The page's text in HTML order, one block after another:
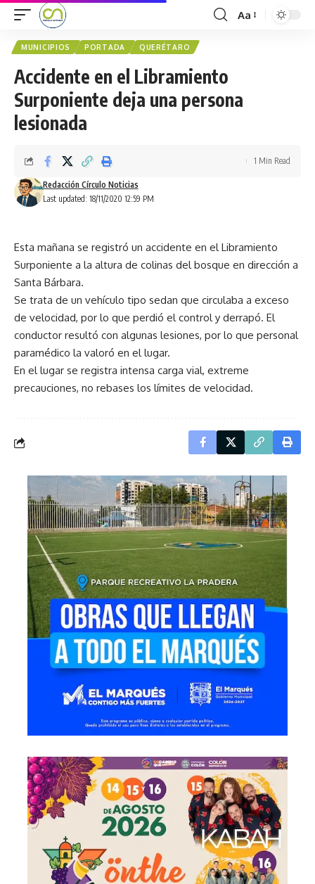
Aa
MUNICIPIOS PORTADA QUERÉTARO
Accidente en el Libramiento
Surponiente deja una persona
lesionada
Last updated: 18/11/2020 12:59 PM
Redacción Círculo Noticias
1 Min Read
Esta mañana se registró un accidente en el Libramiento
Surponiente a la altura de colinas del bosque en dirección a
Santa Bárbara.
Se trata de un vehículo tipo sedan que circulaba a exceso
de velocidad, por lo que perdió el control y derrapó. El
conductor resultó con algunas lesiones, por lo que personal
paramédico la valoró en el lugar.
En el lugar se registra intensa carga vial, extreme
precauciones, no rebases los límites de velocidad.